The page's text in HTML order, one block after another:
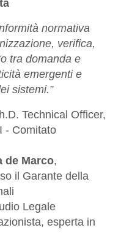
normativa
verifica,
tra domanda e
emergenti e
sistemi.”
Technical Officer,
- Comitato
de Marco,
il Garante della
Legale
esperta in